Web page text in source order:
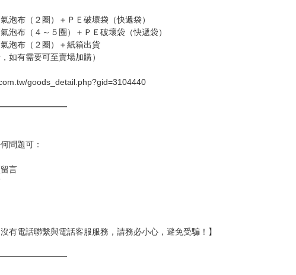
泡布（２圈）＋ＰＥ破壞袋（快遞袋）
泡布（４～５圈）＋ＰＥ破壞袋（快遞袋）
泡布（２圈）＋紙箱出貨
如有需要可至賣場加購）
goods_detail.php?gid=3104440
問題可：
言
有電話聯繫與電話客服服務，請務必小心，避免受騙！】